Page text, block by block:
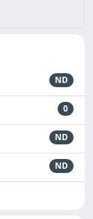
ND
0
ND
ND